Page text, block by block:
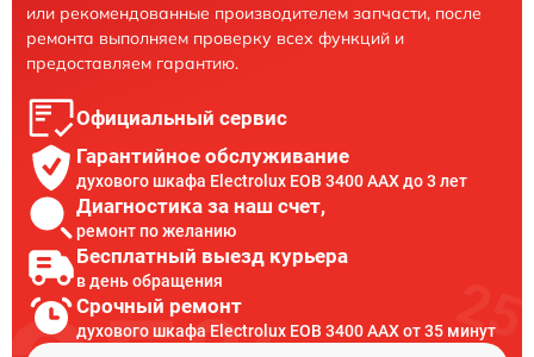
или рекомендованные производителем запчасти, после
ремонта выполняем проверку всех функций и
предоставляем гарантию.
Официальный сервис
Гарантийное обслуживание
духового шкафа Electrolux EOB 3400 AAX до 3 лет
Диагностика за наш счет,
ремонт по желанию
Бесплатный выезд курьера
в день обращения
Срочный ремонт
духового шкафа Electrolux EOB 3400 AAX от 35 минут